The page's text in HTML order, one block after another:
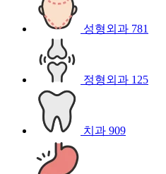
성형외과 781
정형외과 125
치과 909